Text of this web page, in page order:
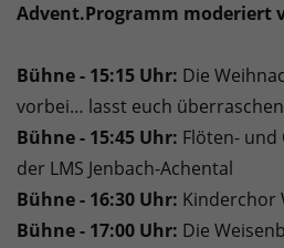
Advent.Programm moderiert
Bühne - 15:15 Uhr: Die
vorbei… lasst euch
Bühne - 15:45 Uhr: Flöten-
der LMS Jenbach-Achental
Bühne - 16:30 Uhr: Kinderchor
Bühne - 17:00 Uhr: Die